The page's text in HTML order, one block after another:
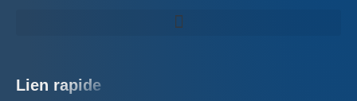
Lien rapide